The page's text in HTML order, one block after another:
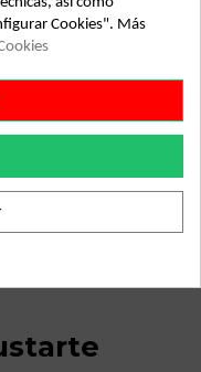
acondicionado para
OEM IAM
Cookies". Más